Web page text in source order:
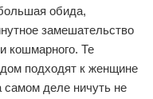
обида,
замешательство
кошмарного. Те
подходят к женщине
самом деле ничуть не